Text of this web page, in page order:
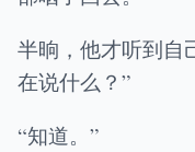
半晌，他才听到自
在说什么？”
“知道。”